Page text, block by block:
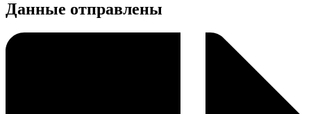
Данные отправлены